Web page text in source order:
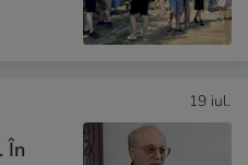
19 iul.
În